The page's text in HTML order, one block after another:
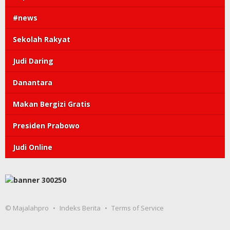
#news
Sekolah Rakyat
Judi Daring
Danantara
Makan Bergizi Gratis
Presiden Prabowo
Judi Online
© Majalahpro Indeks Berita Terms of Service